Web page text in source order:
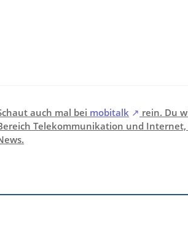
auch mal bei mobitalk
rein. Du
Telekommunikation und